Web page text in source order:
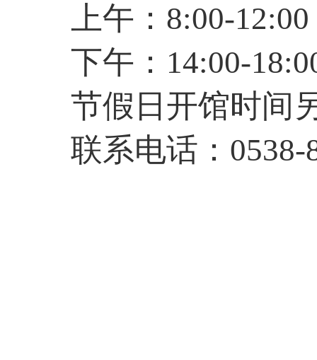
上午： 8:00-12:00
下午： 14:00-
节假日开馆时间
联系电话： 0538-